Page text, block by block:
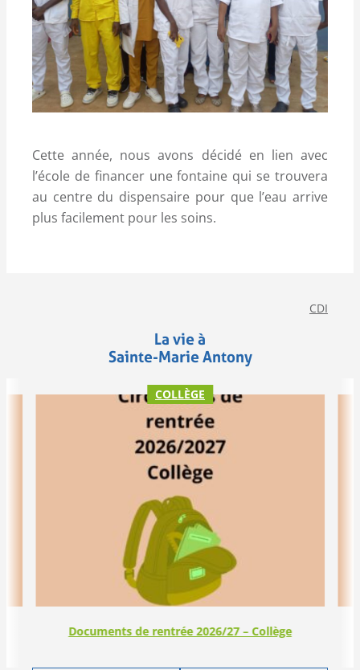
Cette année, nous avons décidé en lien avec
l’école de financer une fontaine qui se trouvera
au centre du dispensaire pour que l’eau arrive
plus facilement pour les soins.
CDI
La vie à
Sainte-Marie Antony
Documents de rentrée 2026/27 – Collège
COLLÈGE